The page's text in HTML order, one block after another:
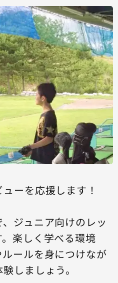
ーを応援します！
ジュニア向けのレッ
楽しく学べる環境
ールを身につけなが
しましょう。